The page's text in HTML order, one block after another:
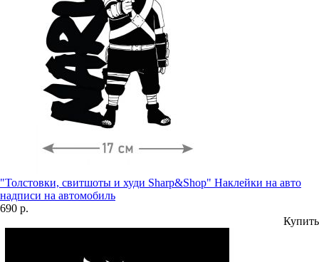
"Толстовки, свитшоты и худи Sharp&Shop" Наклейки на авто
надписи на автомобиль
690 р.
Купить